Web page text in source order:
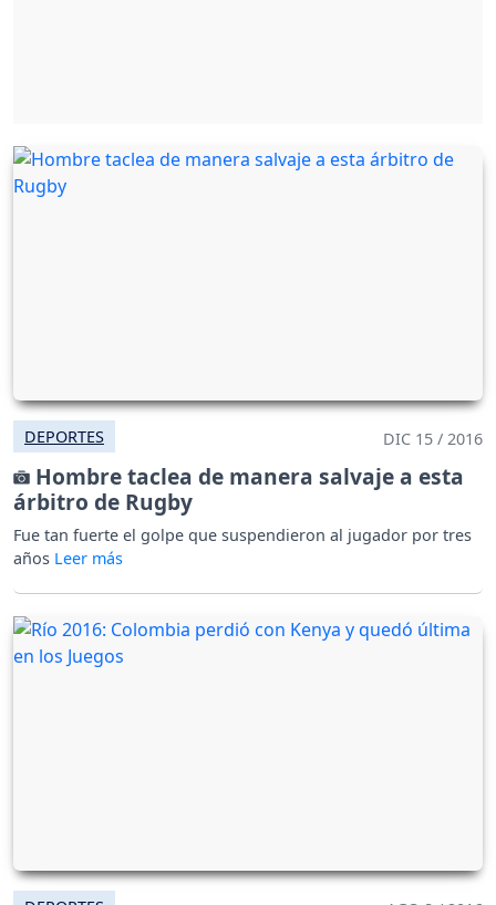
DEPORTES DIC 15 / 2016
Hombre taclea de manera salvaje a esta
árbitro de Rugby
Fue tan fuerte el golpe que suspendieron al jugador por tres
años